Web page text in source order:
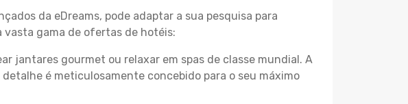
da eDreams, pode adaptar a sua pesquisa para
vasta gama de ofertas de hotéis:
jantares gourmet ou relaxar em spas de classe mundial. A
é meticulosamente concebido para o seu máximo